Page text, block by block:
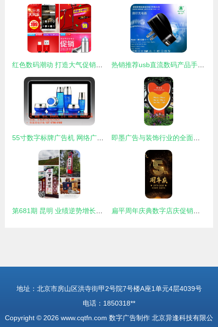
红色数码潮动 打造大气促销主图设计的核心思路 热销推荐usb直流数码产品手机充电器,热销推荐usb直流数码产品手机充电器生产厂家,热销推荐usb直流数码产品手机充电器价格
55寸数字标牌广告机 网络广告机与液晶广告机的优势、厂家选择与价格解析 即墨广告与装饰行业的全面升级 从传统工程到数字广告的跨越
第681期 昆明 业绩逆势增长的广告人，都在上这堂课 —— 解密数年代时代的传播力突围 扁平周年庆典数字店庆促销活动背景海报广告设计psd分层素材模板 数字周年庆海报模板
地址：北京市房山区洪寺街甲2号院7号楼A座1单元4层4039号
电话：1850318**
Copyright © 2026 www.cqtfn.com 数字广告制作 北京异逢科技有限公